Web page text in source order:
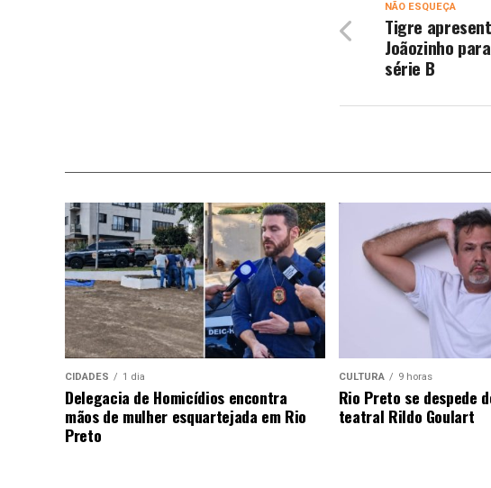
NÃO ESQUEÇA
Tigre
Joãozinho
série B
CIDADES 1 dia
Delegacia de Homicídios encontra
mãos de mulher esquartejada em Rio
Preto
CULTURA 9 horas
Rio Preto se despede
teatral Rildo Goulart